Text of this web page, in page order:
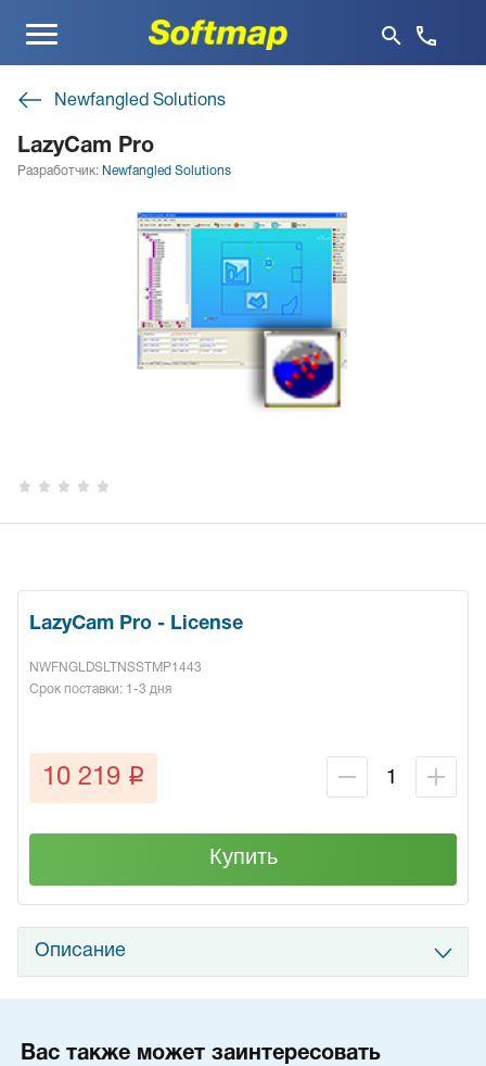
Меню
Newfangled Solutions
LazyCam Pro
Разработчик: Newfangled Solutions
LazyCam Pro - License
NWFNGLDSLTNSSTMP1443
Срок поставки: 1-3 дня
10 219 q
Купить
Описание
Вас также может заинтересовать